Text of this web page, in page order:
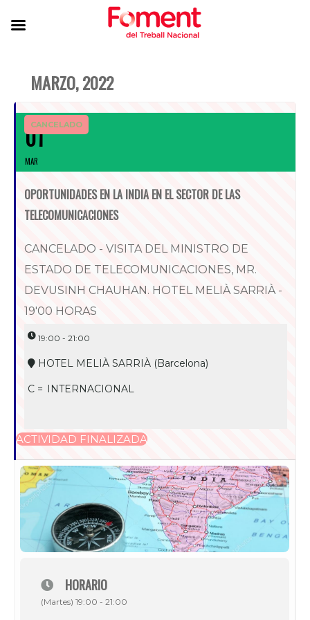
MARZO, 2022
01
MAR
CANCELADO
OPORTUNIDADES EN LA INDIA EN EL SECTOR DE LAS
TELECOMUNICACIONES
CANCELADO - VISITA DEL MINISTRO DE
ESTADO DE TELECOMUNICACIONES, MR.
DEVUSINH CHAUHAN. HOTEL MELIÀ SARRIÀ -
19'00 HORAS
19:00 - 21:00
HOTEL MELIÀ SARRIÀ (Barcelona)
C = INTERNACIONAL
ACTIVIDAD FINALIZADA
HORARIO
(Martes) 19:00 - 21:00